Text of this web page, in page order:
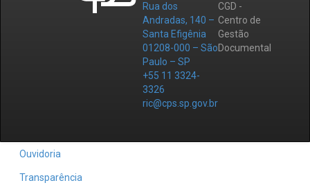
Rua dos
Andradas, 140 –
Santa Efigênia
01208-000 – São
Paulo – SP
+55 11 3324-
3326
ric@cps.sp.gov.br
CGD -
Centro de
Gestão
Documental
Ouvidoria
Transparência